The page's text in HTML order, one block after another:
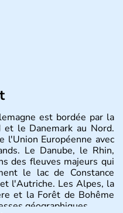
est bordée par la
le Danemark au Nord.
l'Union Européenne avec
Le Danube, le Rhin,
des fleuves majeurs qui
le lac de Constance
l'Autriche. Les Alpes, la
et la Forêt de Bohême
géographiques.